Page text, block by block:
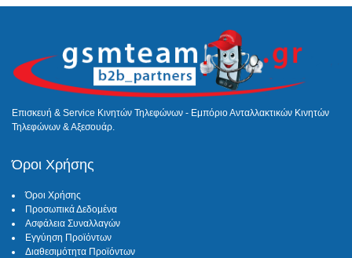
Επισκευή & Service Κινητών Τηλεφώνων - Εμπόριο Ανταλλακτικών Κινητών
Τηλεφώνων & Αξεσουάρ.
Όροι Χρήσης
Όροι Χρήσης
Προσωπικά Δεδομένα
Ασφάλεια Συναλλαγών
Εγγύηση Προϊόντων
Διαθεσιμότητα Προϊόντων